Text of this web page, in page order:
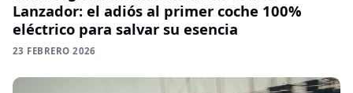
Lanzador: el adiós al primer coche 100%
eléctrico para salvar su esencia
23 FEBRERO 2026